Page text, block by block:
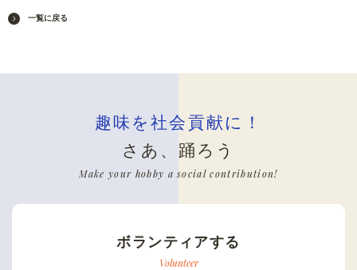
一覧に戻る
趣味を社会貢献に！
さあ、踊ろう
Make your hobby a social contribution!
ボランティアする
Volunteer